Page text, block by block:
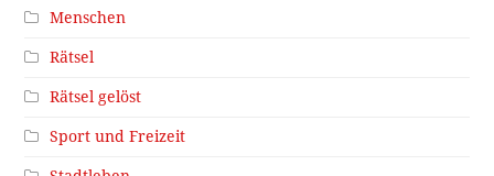
Menschen
Rätsel
Rätsel gelöst
Sport und Freizeit